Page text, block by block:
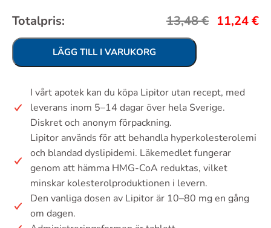
Totalpris: 13,48€ 11,24€
LÄGG TILL I VARUKORG
I vårt apotek kan du köpa Lipitor utan recept, med
leverans inom 5–14 dagar över hela Sverige.
Diskret och anonym förpackning.
Lipitor används för att behandla hyperkolesterolemi
och blandad dyslipidemi. Läkemedlet fungerar
genom att hämma HMG-CoA reduktas, vilket
minskar kolesterolproduktionen i levern.
Den vanliga dosen av Lipitor är 10–80 mg en gång
om dagen.